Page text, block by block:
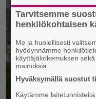
Tarvitsemme
henkilökohtaisen
Me ja huolellisesti
hyödynnämme
käyttäjäkokemuksen
mainoksia.
Hyväksymällä suostut
Käytämme